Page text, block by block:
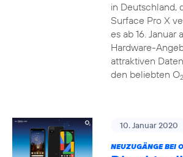
in Deutschland,
Surface Pro X
es ab 16. Januar
Hardware-
attraktiven
den beliebten O2
10. Januar 2020
NEUZUGÄNGE BEI O